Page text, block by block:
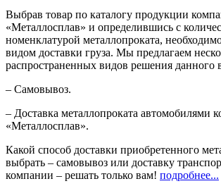
Выбрав товар по каталогу продукции
«Металлосплав» и определившись с
номенклатурой металлопроката,
видом доставки груза. Мы предлагаем
распространенных видов решения данного
– Самовывоз.
– Доставка металлопроката автомобилями
«Металлосплав».
Какой способ доставки приобретенного
выбрать – самовывоз или доставку
компании – решать только вам! подробнее...